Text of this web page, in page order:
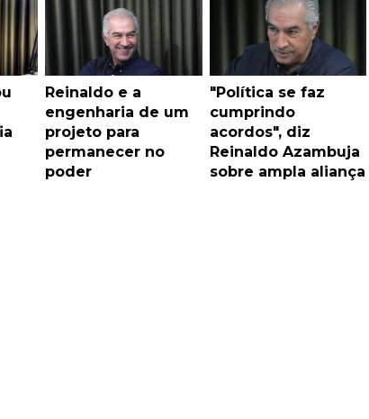
Reinaldo e a
engenharia de um
projeto para
permanecer no
poder
"Política se faz
cumprindo
acordos", diz
Reinaldo Azambuja
sobre ampla aliança